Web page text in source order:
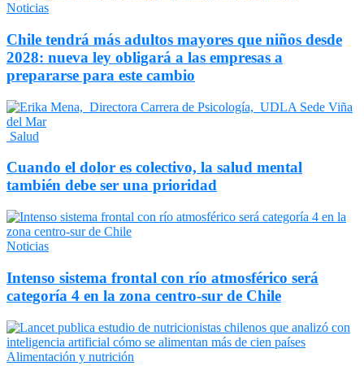
Noticias
Chile tendrá más adultos mayores que niños desde
2028: nueva ley obligará a las empresas a
prepararse para este cambio
Salud
Cuando el dolor es colectivo, la salud mental
también debe ser una prioridad
Noticias
Intenso sistema frontal con río atmosférico será
categoría 4 en la zona centro-sur de Chile
Alimentación y nutrición